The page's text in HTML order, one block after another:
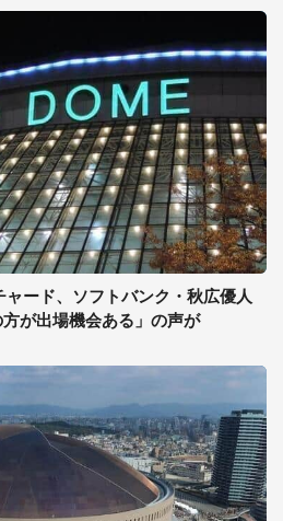
ード、ソフトバンク・秋広優人
が出場機会ある」の声が